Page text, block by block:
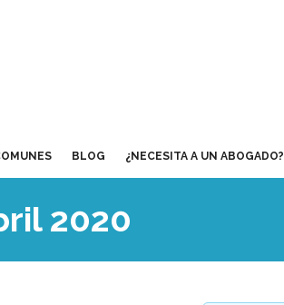
BLOG ¿NECESITA A UN ABOGADO?
2020